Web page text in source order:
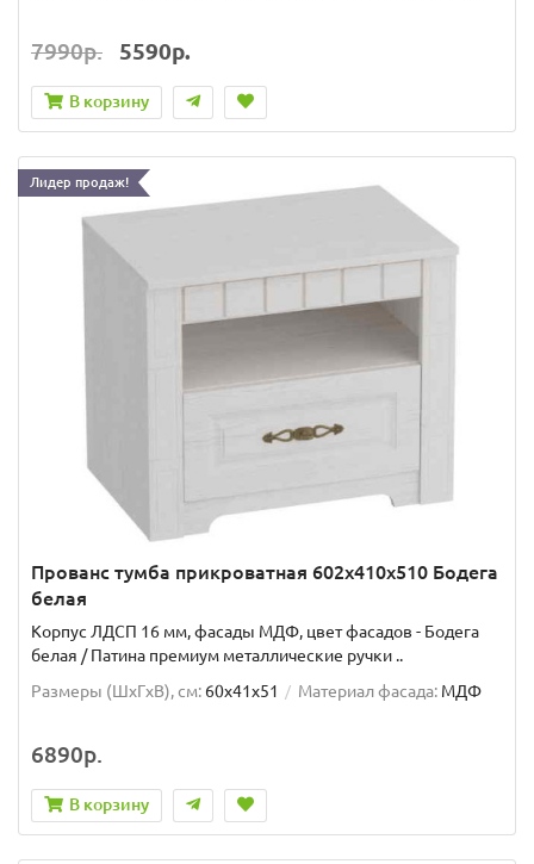
7990р. 5590р.
В корзину
Лидер продаж!
Прованс тумба прикроватная 602х410х510 Бодега
белая
Корпус ЛДСП 16 мм, фасады МДФ, цвет фасадов - Бодега
белая / Патина премиум металлические ручки ..
Размеры (ШxГxВ), см: 60x41x51 Материал фасада: МДФ
6890р.
В корзину